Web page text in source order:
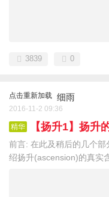
3839 0
点击重新加载 细雨
2016-11-2 09:36
精华 【扬升1】扬升
前言: 在此及稍后的几个
绍扬升(ascension)的真实